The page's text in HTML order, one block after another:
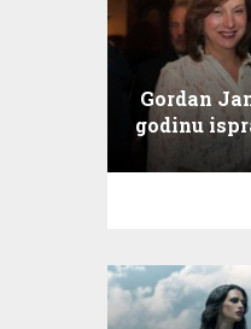
Gordan
godinu